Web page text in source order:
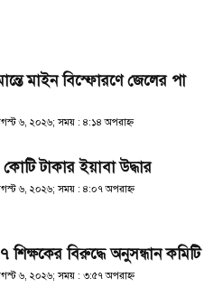
মাইন বিস্ফোরণে জেলের পা
৬, ২০২৬; সময় : ৪:১৪ অপরাহ্ণ
টাকার ইয়াবা উদ্ধার
৬, ২০২৬; সময় : ৪:০৭ অপরাহ্ণ
শিক্ষকের বিরুদ্ধে অনুসন্ধান কমিটি
৬, ২০২৬; সময় : ৩:৫৭ অপরাহ্ণ